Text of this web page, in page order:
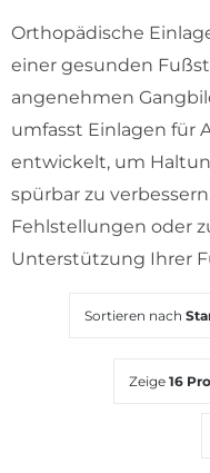
ÜBER UNS
GESCHICHTE
KONTAKT
KARRIERE
Orthopädische
einer gesunden
angenehmen
umfasst Einlagen für
entwickelt, um
spürbar zu
Fehlstellungen oder
Unterstützung Ihrer
Sortieren nach
Zeige 16